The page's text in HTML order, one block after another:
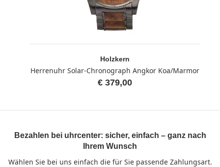
Holzkern
Herrenuhr Solar-Chronograph Angkor Koa/Marmor
€ 379,00
Bezahlen bei uhrcenter: sicher, einfach – ganz nach
Ihrem Wunsch
Wählen Sie bei uns einfach die für Sie passende Zahlungsart.